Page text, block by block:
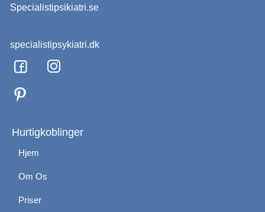
Specialistipsikiatri.se
specialistipsykiatri.dk
F
a
c
e
o
k
I
n
g
Hurtigkoblinger
Hjem
Om Os
Priser